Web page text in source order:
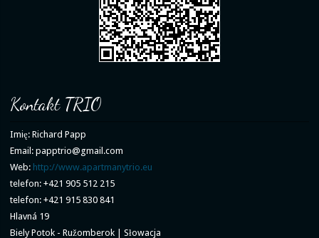
Kontakt TRIO
Imię: Richard Papp
Email: papptrio@gmail.com
Web: http://www.apartmanytrio.eu
telefon: +421 905 512 215
telefon: +421 915 830 841
Hlavná 19
Biely Potok - Ružomberok | Słowacja